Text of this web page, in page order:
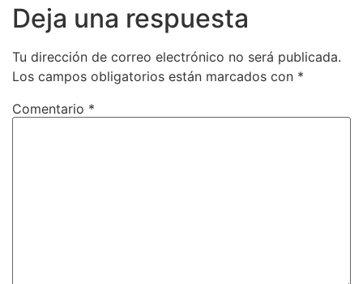
Deja una respuesta
Tu dirección de correo electrónico no será publicada.
Los campos obligatorios están marcados con *
Comentario *